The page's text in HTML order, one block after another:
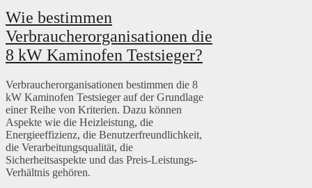
Wie bestimmen
Verbraucherorganisationen die
8 kW Kaminofen Testsieger?
Verbraucherorganisationen bestimmen die 8
kW Kaminofen Testsieger auf der Grundlage
einer Reihe von Kriterien. Dazu können
Aspekte wie die Heizleistung, die
Energieeffizienz, die Benutzerfreundlichkeit,
die Verarbeitungsqualität, die
Sicherheitsaspekte und das Preis-Leistungs-
Verhältnis gehören.